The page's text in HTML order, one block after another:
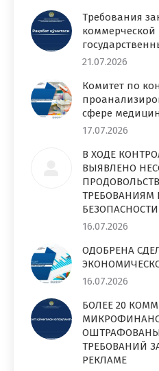
Требования
коммерческой
21.07.2026
Комитет по
сфере
17.07.2026
В ХОДЕ
ВЫЯВЛЕНО
ТРЕБОВАНИЯМ
БЕЗОПАСНОСТИ
16.07.2026
ОДОБРЕНА
16.07.2026
БОЛЕЕ 20
ТРЕБОВАНИЙ
РЕКЛАМЕ